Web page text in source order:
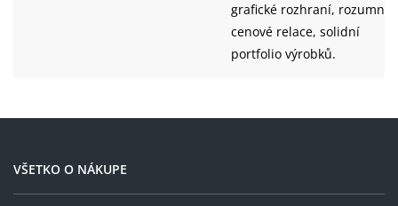
grafické rozhraní, rozumné
cenové relace, solidní
portfolio výrobků.
VŠETKO O NÁKUPE